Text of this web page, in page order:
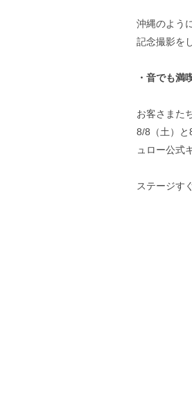
沖縄のよう
記念撮影を
・音でも
お客さまた
8/8（土）と
ュロー公式
ステージす